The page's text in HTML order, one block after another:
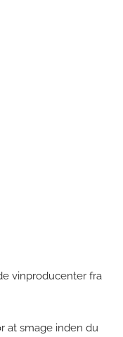
vinproducenter fra
at smage inden du